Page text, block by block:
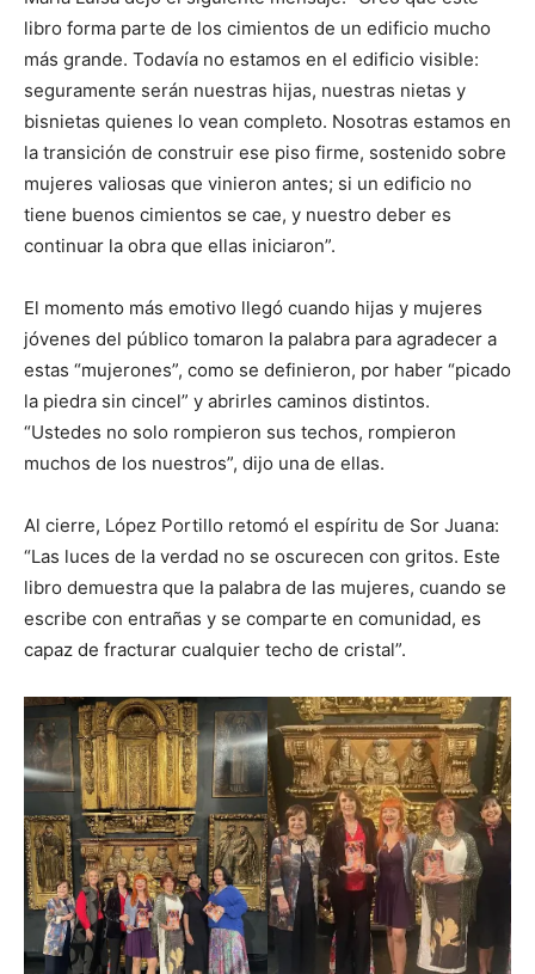
libro forma parte de los cimientos de un edificio mucho
más grande. Todavía no estamos en el edificio visible:
seguramente serán nuestras hijas, nuestras nietas y
bisnietas quienes lo vean completo. Nosotras estamos en
la transición de construir ese piso firme, sostenido sobre
mujeres valiosas que vinieron antes; si un edificio no
tiene buenos cimientos se cae, y nuestro deber es
continuar la obra que ellas iniciaron”.
El momento más emotivo llegó cuando hijas y mujeres
jóvenes del público tomaron la palabra para agradecer a
estas “mujerones”, como se definieron, por haber “picado
la piedra sin cincel” y abrirles caminos distintos.
“Ustedes no solo rompieron sus techos, rompieron
muchos de los nuestros”, dijo una de ellas.
Al cierre, López Portillo retomó el espíritu de Sor Juana:
“Las luces de la verdad no se oscurecen con gritos. Este
libro demuestra que la palabra de las mujeres, cuando se
escribe con entrañas y se comparte en comunidad, es
capaz de fracturar cualquier techo de cristal”.